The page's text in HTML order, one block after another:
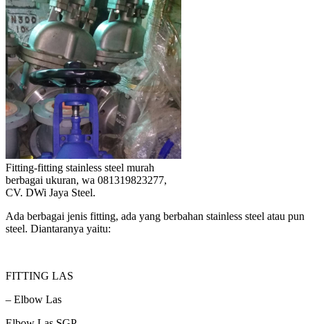
Fitting-fitting stainless steel murah
berbagai ukuran, wa 081319823277,
CV. DWi Jaya Steel.
Ada berbagai jenis fitting, ada yang berbahan stainless steel atau pun
steel. Diantaranya yaitu:
FITTING LAS
– Elbow Las